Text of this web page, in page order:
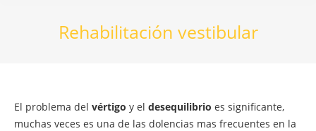
Rehabilitación vestibular
El problema del vértigo y el desequilibrio es significante,
muchas veces es una de las dolencias mas frecuentes en la